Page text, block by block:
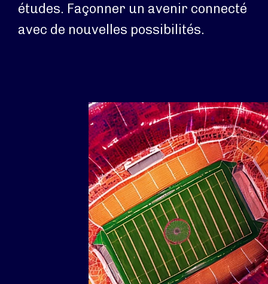
études. Façonner un avenir connecté
avec de nouvelles possibilités.